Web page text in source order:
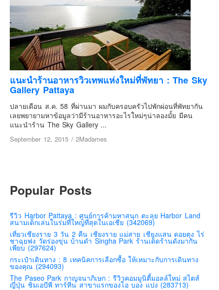
ยุโรป
รัสเซีย
อิตาลี
ตุรกี-ตุรเคีย
เยอรมัน
ฝรั่งเศส
ออสเตรีย
สวิสเซอร์แลนด์
สเปน
โครเอเชีย
สโลเวเนีย
มอนเตรเนโกร
บอสเนียและเฮอร์เซโกวีน่า
แนะนำร้านอาหารวิวเทพแห่งใหม่ที่พัทยา : The Sky
Gallery Pattaya
ปลายเดือน ส.ค. 58 ที่ผ่านมา ผมกับครอบครัวไปพักผ่อนที่พัทยากัน
เลยพยายามหาข้อมูลว่ามีร้านอาหารอะไรใหม่ๆน่าลองมั้ย มีคน
แนะนำร้าน The Sky Gallery ...
September 12, 2015 / 2Madames
Popular Posts
รีวิว Harbor Pattaya : ศูนย์การค้ามหาสนุก ตะลุย Harbor Land
สนามเด็กเล่นในร่มที่ใหญ่ที่สุดในเอเชีย (342069)
เที่ยวเชียงราย 3 วัน 2 คืน เชียงราย แม่สาย เชียงแสน ดอยตุง ไร่
ชาฉุยฟง วัดร่องขุ่น บ้านดำ Singha Park ร้านเด็ดร้านดังมากัน
เพียบ (297624)
กระเป๋าเดินทาง : 8 เทคนิคการเลือกซื้อ ให้เหมาะกับการเดินทาง
ของคุณ (294093)
The Paseo Park กาญจนาภิเษก : รีวิวคอมมูนิตี้มอลล์ใหม่ สไตส์
ญี่ปุ่น ชิมเอบีพี ทาร์ทีน สาขาแรกของโอ บอง แปง (283713)